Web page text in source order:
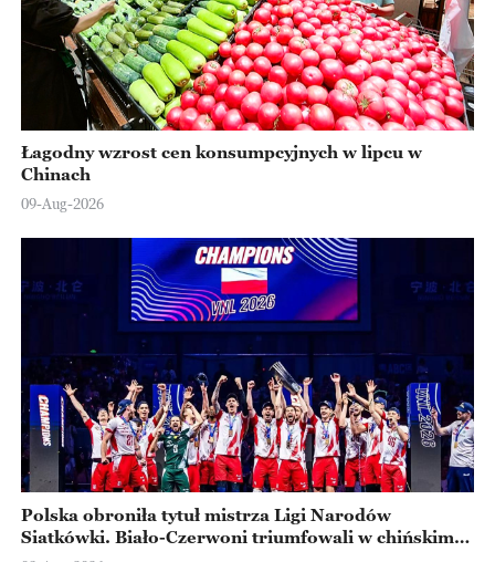
Łagodny wzrost cen konsumpcyjnych w lipcu w
Chinach
09-Aug-2026
Polska obroniła tytuł mistrza Ligi Narodów
Siatkówki. Biało-Czerwoni triumfowali w chińskim